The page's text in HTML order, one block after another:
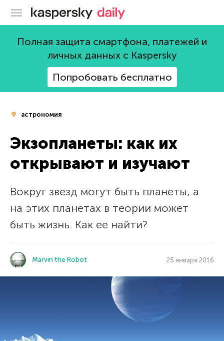
Блог Касперского
Полная защита смартфона, платежей и
личных данных с Kaspersky
Попробовать бесплатно
астрономия
Экзопланеты: как их
открывают и изучают
Вокруг звезд могут быть планеты, а
на этих планетах в теории может
быть жизнь. Как ее найти?
Marvin the Robot 25 января 2016